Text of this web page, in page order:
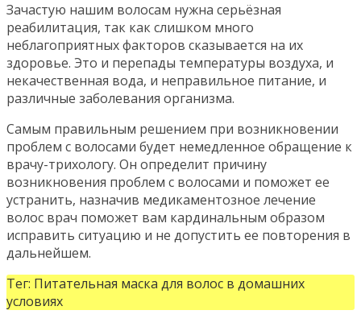
Зачастую нашим волосам нужна серьёзная
реабилитация, так как слишком много
неблагоприятных факторов сказывается на их
здоровье. Это и перепады температуры воздуха, и
некачественная вода, и неправильное питание, и
различные заболевания организма.
Самым правильным решением при возникновении
проблем с волосами будет немедленное обращение к
врачу-трихологу. Он определит причину
возникновения проблем с волосами и поможет ее
устранить, назначив медикаментозное лечение
волос врач поможет вам кардинальным образом
исправить ситуацию и не допустить ее повторения в
дальнейшем.
Тег: Питательная маска для волос в домашних
условиях